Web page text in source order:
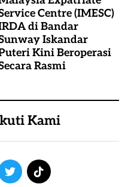
Centre (IMESC)
di Bandar
Iskandar
Kini Beroperasi
Rasmi
Kami